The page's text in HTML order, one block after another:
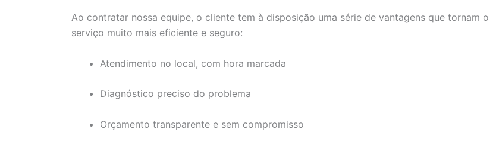
Ao contratar nossa equipe, o cliente tem à disposição uma série de vantagens que tornam o
serviço muito mais eficiente e seguro:
Atendimento no local, com hora marcada
Diagnóstico preciso do problema
Orçamento transparente e sem compromisso